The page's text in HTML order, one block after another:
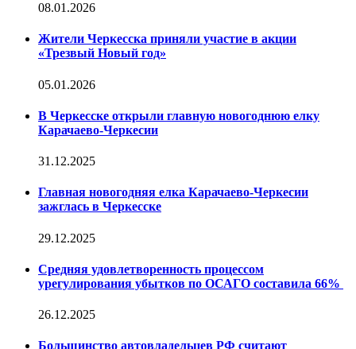
08.01.2026
Жители Черкесска приняли участие в акции
«Трезвый Новый год»
05.01.2026
В Черкесске открыли главную новогоднюю елку
Карачаево-Черкесии
31.12.2025
Главная новогодняя елка Карачаево-Черкесии
зажглась в Черкесске
29.12.2025
Средняя удовлетворенность процессом
урегулирования убытков по ОСАГО составила 66%
26.12.2025
Большинство автовладельцев РФ считают